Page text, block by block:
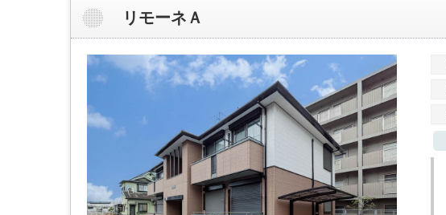
リモーネＡ